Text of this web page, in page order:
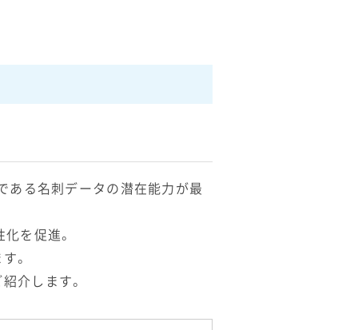
ある名刺データの潜在能力が最
を促進。
。
介します。